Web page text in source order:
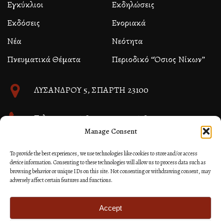
Manage Consent
To provide the best experiences, we use technologies like cookies to store and/or access
device information. Consenting to these technologies will allow us to process data such as
browsing behavior or unique IDs on this site. Not consenting or withdrawing consent, may
adversely affect certain features and functions.
Accept
Εγκύκλιοι
Εκδηλώσεις
Εκδόσεις
Ενοριακά
Νέα
Νεότητα
Πνευματικά Θέματα
Περιοδικό “Όσιος Νίκων”
ΛΥΣΑΝΔΡΟΥ 5, ΣΠΑΡΤΗ 23100
Τηλ. 27310 26580 και 27310 26581